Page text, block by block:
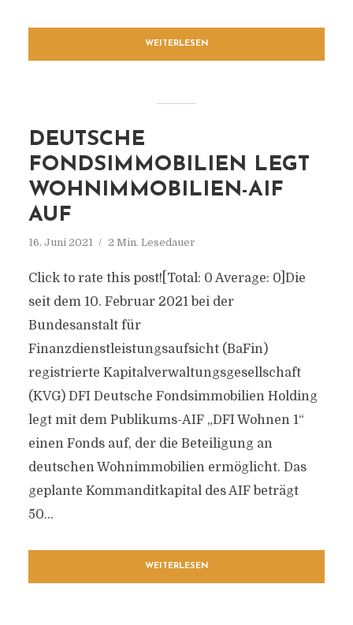
WEITERLESEN
DEUTSCHE
FONDSIMMOBILIEN LEGT
WOHNIMMOBILIEN-AIF
AUF
16. Juni 2021 2 Min. Lesedauer
Click to rate this post![Total: 0 Average: 0]Die
seit dem 10. Februar 2021 bei der
Bundesanstalt für
Finanzdienstleistungsaufsicht (BaFin)
registrierte Kapitalverwaltungsgesellschaft
(KVG) DFI Deutsche Fondsimmobilien Holding
legt mit dem Publikums-AIF „DFI Wohnen 1“
einen Fonds auf, der die Beteiligung an
deutschen Wohnimmobilien ermöglicht. Das
geplante Kommanditkapital des AIF beträgt
50...
WEITERLESEN